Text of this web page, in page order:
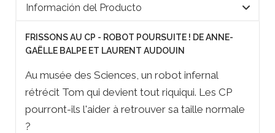
Información del Producto
FRISSONS AU CP - ROBOT POURSUITE ! DE ANNE-
GAËLLE BALPE ET LAURENT AUDOUIN
Au musée des Sciences, un robot infernal
rétrécit Tom qui devient tout riquiqui. Les CP
pourront-ils l'aider à retrouver sa taille normale
?